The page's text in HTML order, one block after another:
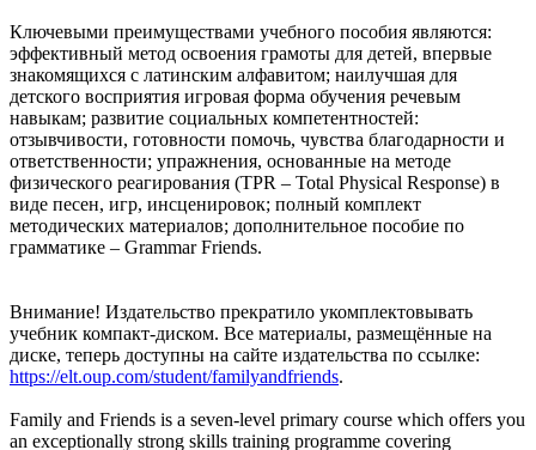
Ключевыми преимуществами учебного пособия являются:
эффективный метод освоения грамоты для детей, впервые
знакомящихся с латинским алфавитом; наилучшая для
детского восприятия игровая форма обучения речевым
навыкам; развитие социальных компетентностей:
отзывчивости, готовности помочь, чувства благодарности и
ответственности; упражнения, основанные на методе
физического реагирования (TPR – Total Physical Response) в
виде песен, игр, инсценировок; полный комплект
методических материалов; дополнительное пособие по
грамматике – Grammar Friends.
Внимание! Издательство прекратило укомплектовывать
учебник компакт-диском. Все материалы, размещённые на
диске, теперь доступны на сайте издательства по ссылке:
https://elt.oup.com/student/familyandfriends.
Family and Friends is a seven-level primary course which offers you
an exceptionally strong skills training programme covering